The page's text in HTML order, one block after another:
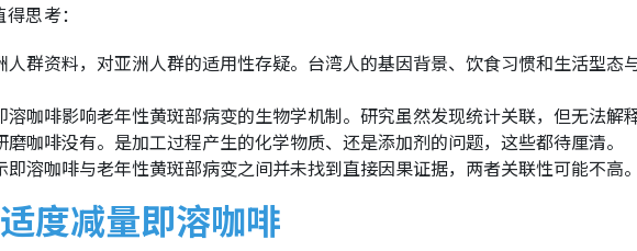
思考：
群资料，对亚洲人群的适用性存疑。台湾人的基因背景、饮食习惯和生活型态
溶咖啡影响老年性黄斑部病变的生物学机制。研究虽然发现统计关联，但无法解
咖啡没有。是加工过程产生的化学物质、还是添加剂的问题，这些都待厘清。
溶咖啡与老年性黄斑部病变之间并未找到直接因果证据，两者关联性可能不高。
度减量即溶咖啡